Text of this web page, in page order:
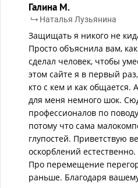
Галина М.
Наталья Лузьянина
Защищать я никого не
Просто объяснила вам,
сделал человек, чтобы
этом сайте я в первый
кто с кем и как общается.
для меня немного шок.
профессионалов по
потому что сама
глупостей. Приветствую
оскорблений естественно.
Про перемещение
раньше. Благодаря